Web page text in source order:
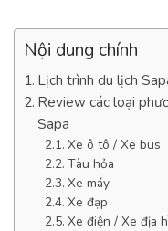
Nội dung chính
Lịch trình du lịch
Review các loại
Sapa
Xe ô tô / Xe bus
Tàu hỏa
Xe máy
Xe đạp
Xe điện / Xe địa